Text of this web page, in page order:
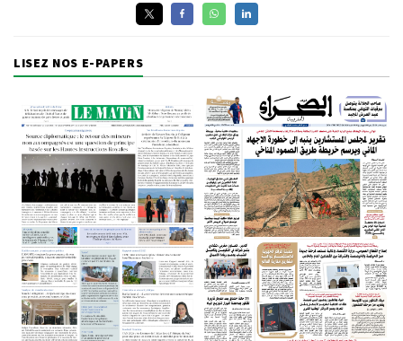
LISEZ NOS E-PAPERS